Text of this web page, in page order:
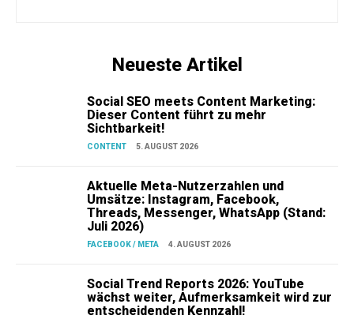
Neueste Artikel
Social SEO meets Content Marketing:
Dieser Content führt zu mehr
Sichtbarkeit!
CONTENT 5. AUGUST 2026
Aktuelle Meta-Nutzerzahlen und
Umsätze: Instagram, Facebook,
Threads, Messenger, WhatsApp (Stand:
Juli 2026)
FACEBOOK / META 4. AUGUST 2026
Social Trend Reports 2026: YouTube
wächst weiter, Aufmerksamkeit wird zur
entscheidenden Kennzahl!